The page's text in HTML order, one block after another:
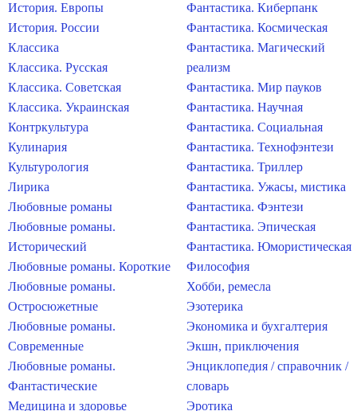
История. Европы
История. России
Классика
Классика. Русская
Классика. Советская
Классика. Украинская
Контркультура
Кулинария
Культурология
Лирика
Любовные романы
Любовные романы.
Исторический
Любовные романы. Короткие
Любовные романы.
Остросюжетные
Любовные романы.
Современные
Любовные романы.
Фантастические
Медицина и здоровье
Фантастика. Киберпанк
Фантастика. Космическая
Фантастика. Магический
реализм
Фантастика. Мир пауков
Фантастика. Научная
Фантастика. Социальная
Фантастика. Технофэнтези
Фантастика. Триллер
Фантастика. Ужасы, мистика
Фантастика. Фэнтези
Фантастика. Эпическая
Фантастика. Юмористическая
Философия
Хобби, ремесла
Эзотерика
Экономика и бухгалтерия
Экшн, приключения
Энциклопедия / справочник /
словарь
Эротика